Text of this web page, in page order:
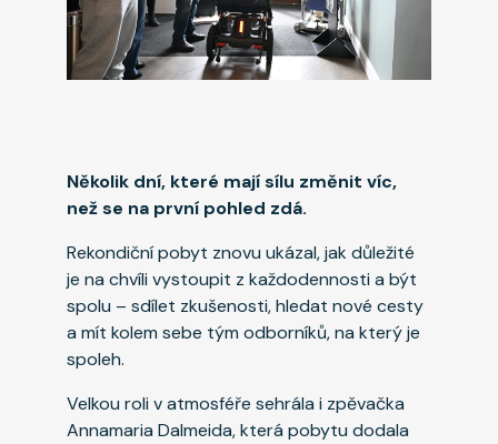
Několik dní, které mají sílu změnit víc,
než se na první pohled zdá.
Rekondiční pobyt znovu ukázal, jak důležité
je na chvíli vystoupit z každodennosti a být
spolu – sdílet zkušenosti, hledat nové cesty
a mít kolem sebe tým odborníků, na který je
spoleh.
Velkou roli v atmosféře sehrála i zpěvačka
Annamaria Dalmeida, která pobytu dodala